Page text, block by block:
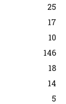
25
17
10
146
18
14
5